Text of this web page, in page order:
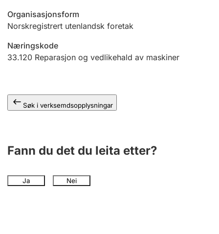
Ektepaktrettleiaren
Andre tema
Organisasjonsform
Norskregistrert utenlandsk foretak
Næringskode
33.120 Reparasjon og vedlikehald av maskiner
Søk i verksemdsopplysningar
Fann du det du leita etter?
Ja Nei